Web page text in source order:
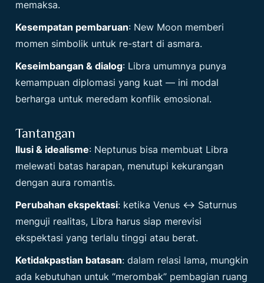
memaksa.
Kesempatan pembaruan: New Moon memberi
momen simbolik untuk re-start di asmara.
Keseimbangan & dialog: Libra umumnya punya
kemampuan diplomasi yang kuat — ini modal
berharga untuk meredam konflik emosional.
Tantangan
Ilusi & idealisme: Neptunus bisa membuat Libra
melewati batas harapan, menutupi kekurangan
dengan aura romantis.
Perubahan ekspektasi: ketika Venus ↔ Saturnus
menguji realitas, Libra harus siap merevisi
ekspektasi yang terlalu tinggi atau berat.
Ketidakpastian batasan: dalam relasi lama, mungkin
ada kebutuhan untuk “merombak” pembagian ruang